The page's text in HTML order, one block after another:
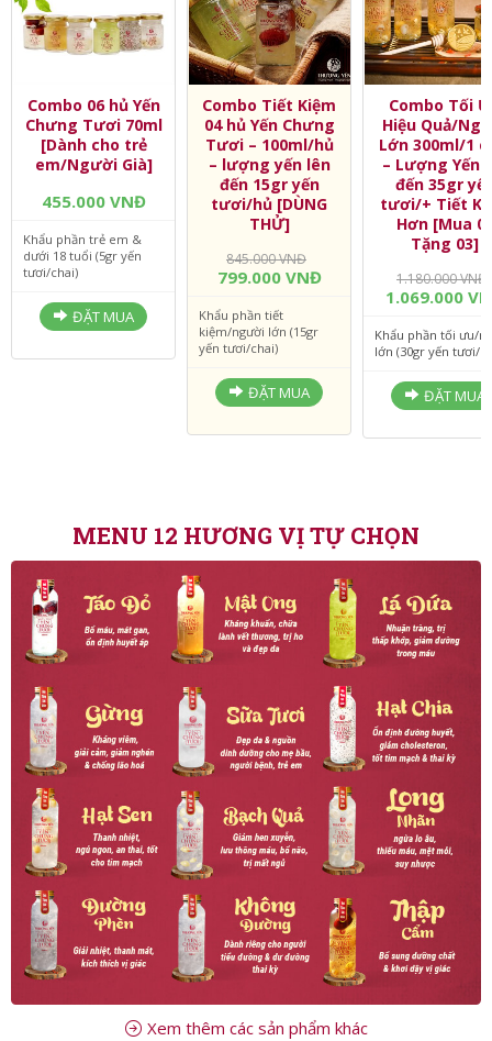
Combo 06 hủ Yến
Chưng Tươi 70ml
[Dành cho trẻ
em/Người Già]
455.000 VNĐ
Khẩu phần trẻ em &
dưới 18 tuổi (5gr yến
tươi/chai)
ĐẶT MUA
Combo Tiết Kiệm
04 hủ Yến Chưng
Tươi – 100ml/hủ
– lượng yến lên
đến 15gr yến
tươi/hủ [DÙNG
THỬ]
845.000 VNĐ
799.000 VNĐ
Khẩu phần tiết
kiệm/người lớn (15gr
yến tươi/chai)
ĐẶT MUA
Combo Tối
Hiệu Quả/
Lớn 300ml/1
– Lượng Yến
đến 35gr
tươi/+ Tiết
Hơn [Mua
Tặng 03]
1.180.000 VNĐ
1.069.000
Khẩu phần tối ưu/
lớn (30gr yến tươi/
ĐẶT MUA
MENU 12 HƯƠNG VỊ TỰ CHỌN
Xem thêm các sản phẩm khác